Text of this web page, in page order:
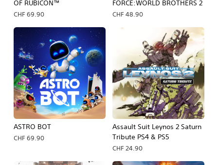
OF RUBICON™
CHF 69.90
FORCE:WORLD BROTHERS 2
CHF 48.90
ASTRO BOT
CHF 69.90
Assault Suit Leynos 2 Saturn
Tribute PS4 & PS5
CHF 24.90